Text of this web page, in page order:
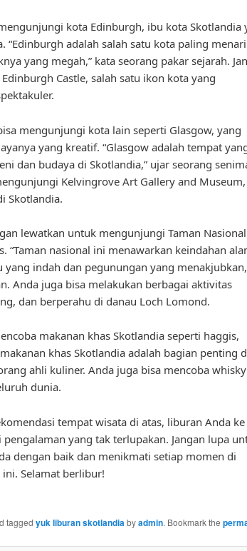
kota Edinburgh, ibu kota Skotlandia
“Edinburgh adalah salah satu kota paling
yang megah,” kata seorang pakar sejarah.
Castle, salah satu ikon kota yang
mengunjungi kota lain seperti Glasgow, yang
yang kreatif. “Glasgow adalah tempat
dan budaya di Skotlandia,” ujar seorang
Kelvingrove Art Gallery and Museum,
Skotlandia.
lewatkan untuk mengunjungi Taman Nasional
“Taman nasional ini menawarkan keindahan
yang indah dan pegunungan yang
Anda juga bisa melakukan berbagai aktivitas
dan berperahu di danau Loch Lomond.
makanan khas Skotlandia seperti haggis,
khas Skotlandia adalah bagian penting
ahli kuliner. Anda juga bisa mencoba whisky
dunia.
tempat wisata di atas, liburan Anda ke
yang tak terlupakan. Jangan lupa
dengan baik dan menikmati setiap momen di
Selamat berlibur!
tagged yuk liburan skotlandiabyadmin. Bookmark the